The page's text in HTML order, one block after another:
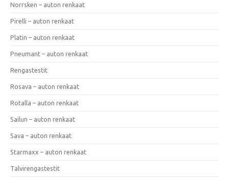
Norrsken – auton renkaat
Pirelli – auton renkaat
Platin – auton renkaat
Pneumant – auton renkaat
Rengastestit
Rosava – auton renkaat
Rotalla – auton renkaat
Sailun – auton renkaat
Sava – auton renkaat
Starmaxx – auton renkaat
Talvirengastestit